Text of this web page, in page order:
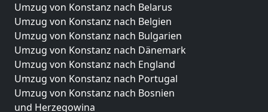
Umzug von Konstanz nach Belarus
Umzug von Konstanz nach Belgien
Umzug von Konstanz nach Bulgarien
Umzug von Konstanz nach Dänemark
Umzug von Konstanz nach England
Umzug von Konstanz nach Portugal
Umzug von Konstanz nach Bosnien
und Herzegowina